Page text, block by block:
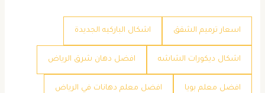
اسعار ترميم الشقق اشكال الباركيه الجديدة
اشكال ديكورات الشاشه افضل دهان شرق الرياض
افضل معلم بويا افضل معلم دهانات في الرياض